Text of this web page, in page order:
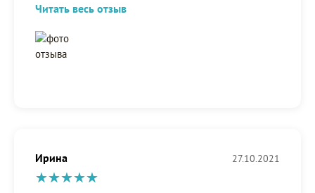
Читать весь отзыв
Ирина 27.10.2021